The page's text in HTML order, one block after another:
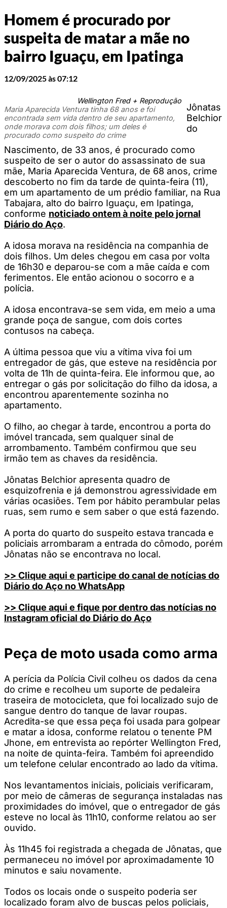
Homem é procurado por
suspeita de matar a mãe no
bairro Iguaçu, em Ipatinga
12/09/2025 às 07:12
Wellington Fred + Reprodução
Maria Aparecida Ventura tinha 68 anos e foi
encontrada sem vida dentro de seu apartamento,
onde morava com dois filhos; um deles é
procurado como suspeito do crime
Jônatas
Belchior
do
Nascimento, de 33 anos, é procurado como
suspeito de ser o autor do assassinato de sua
mãe, Maria Aparecida Ventura, de 68 anos, crime
descoberto no fim da tarde de quinta-feira (11),
em um apartamento de um prédio familiar, na Rua
Tabajara, alto do bairro Iguaçu, em Ipatinga,
conforme noticiado ontem à noite pelo jornal
Diário do Aço.
A idosa morava na residência na companhia de
dois filhos. Um deles chegou em casa por volta
de 16h30 e deparou-se com a mãe caída e com
ferimentos. Ele então acionou o socorro e a
polícia.
A idosa encontrava-se sem vida, em meio a uma
grande poça de sangue, com dois cortes
contusos na cabeça.
A última pessoa que viu a vítima viva foi um
entregador de gás, que esteve na residência por
volta de 11h de quinta-feira. Ele informou que, ao
entregar o gás por solicitação do filho da idosa, a
encontrou aparentemente sozinha no
apartamento.
O filho, ao chegar à tarde, encontrou a porta do
imóvel trancada, sem qualquer sinal de
arrombamento. Também confirmou que seu
irmão tem as chaves da residência.
Jônatas Belchior apresenta quadro de
esquizofrenia e já demonstrou agressividade em
várias ocasiões. Tem por hábito perambular pelas
ruas, sem rumo e sem saber o que está fazendo.
A porta do quarto do suspeito estava trancada e
policiais arrombaram a entrada do cômodo, porém
Jônatas não se encontrava no local.
>> Clique aqui e participe do canal de notícias do
Diário do Aço no WhatsApp
>> Clique aqui e fique por dentro das notícias no
Instagram oficial do Diário do Aço
Peça de moto usada como arma
A perícia da Polícia Civil colheu os dados da cena
do crime e recolheu um suporte de pedaleira
traseira de motocicleta, que foi localizado sujo de
sangue dentro do tanque de lavar roupas.
Acredita-se que essa peça foi usada para golpear
e matar a idosa, conforme relatou o tenente PM
Jhone, em entrevista ao repórter Wellington Fred,
na noite de quinta-feira. Também foi apreendido
um telefone celular encontrado ao lado da vítima.
Nos levantamentos iniciais, policiais verificaram,
por meio de câmeras de segurança instaladas nas
proximidades do imóvel, que o entregador de gás
esteve no local às 11h10, conforme relatou ao ser
ouvido.
Às 11h45 foi registrada a chegada de Jônatas, que
permaneceu no imóvel por aproximadamente 10
minutos e saiu novamente.
Todos os locais onde o suspeito poderia ser
localizado foram alvo de buscas pelos policiais,